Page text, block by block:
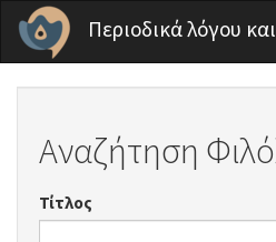
Παράκαμψη προς το κυρίως
Περιοδικά λόγου
Αναζήτηση
Τίτλος